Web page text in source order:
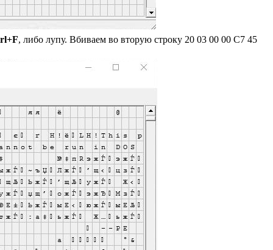
, либо лупу. Вбиваем во вторую строку 20 03 00 00 C7 45